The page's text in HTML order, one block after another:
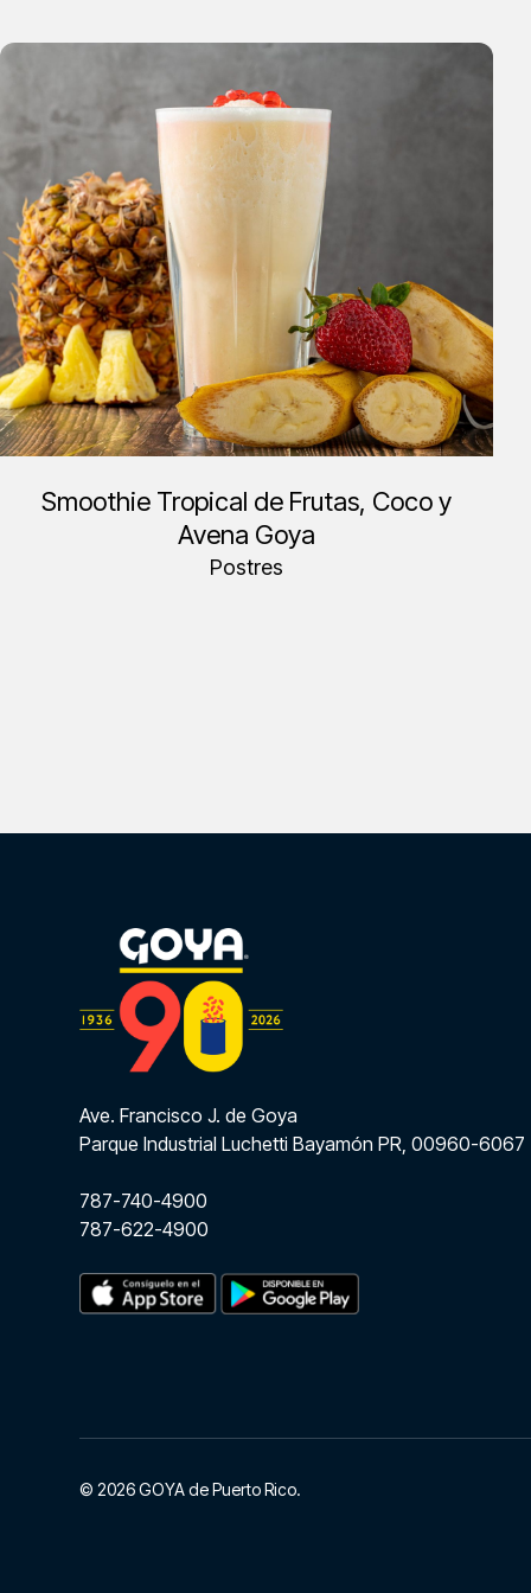
Smoothie Tropical de Frutas, Coco y
Avena Goya
Postres
Ave. Francisco J. de Goya
Parque Industrial Luchetti Bayamón PR, 00960-6067
787-740-4900
787-622-4900
© 2026 GOYA de Puerto Rico.